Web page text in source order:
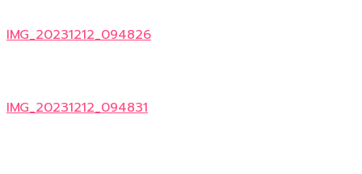
IMG_20231212_094826
IMG_20231212_094831